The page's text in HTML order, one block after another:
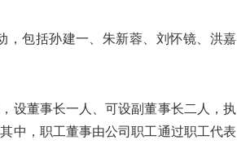
，包括孙建一、朱新蓉、刘怀镜、洪嘉
设董事长一人、可设副董事长二人，执
中，职工董事由公司职工通过职工代表